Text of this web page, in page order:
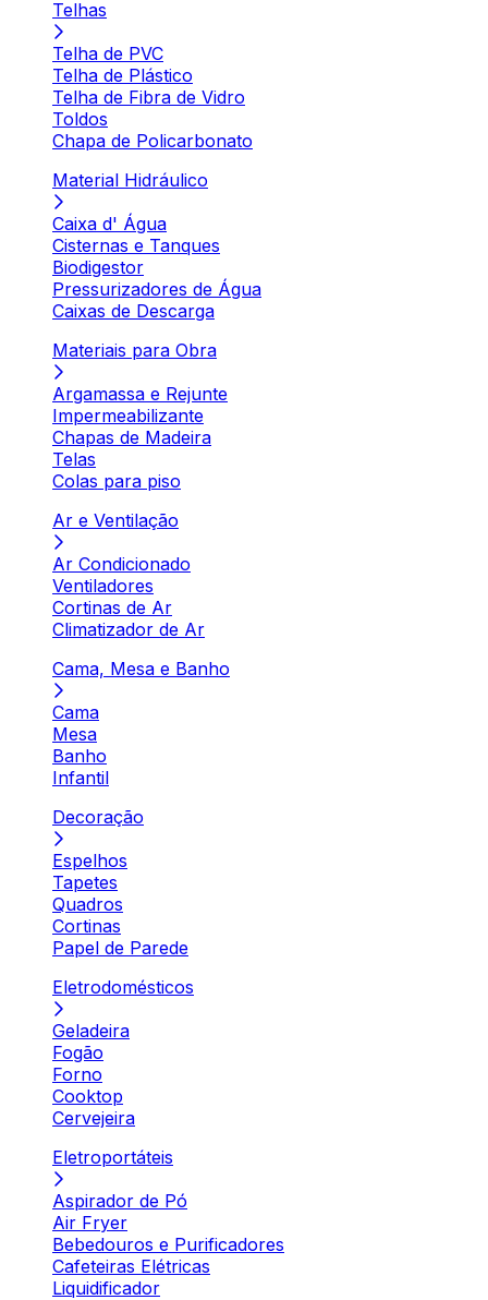
Telhas
Telha de PVC
Telha de Plástico
Telha de Fibra de Vidro
Toldos
Chapa de Policarbonato
Material Hidráulico
Caixa d' Água
Cisternas e Tanques
Biodigestor
Pressurizadores de Água
Caixas de Descarga
Materiais para Obra
Argamassa e Rejunte
Impermeabilizante
Chapas de Madeira
Telas
Colas para piso
Ar e Ventilação
Ar Condicionado
Ventiladores
Cortinas de Ar
Climatizador de Ar
Cama, Mesa e Banho
Cama
Mesa
Banho
Infantil
Decoração
Espelhos
Tapetes
Quadros
Cortinas
Papel de Parede
Eletrodomésticos
Geladeira
Fogão
Forno
Cooktop
Cervejeira
Eletroportáteis
Aspirador de Pó
Air Fryer
Bebedouros e Purificadores
Cafeteiras Elétricas
Liquidificador